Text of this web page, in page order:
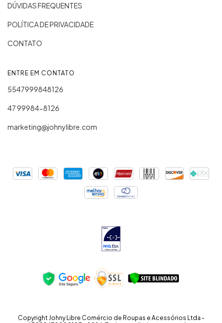
DÚVIDAS FREQUENTES
POLÍTICA DE PRIVACIDADE
CONTATO
ENTRE EM CONTATO
5547999848126
47 99984-8126
marketing@johnylibre.com
Copyright Johny Libre Comércio de Roupas e Acessórios Ltda -